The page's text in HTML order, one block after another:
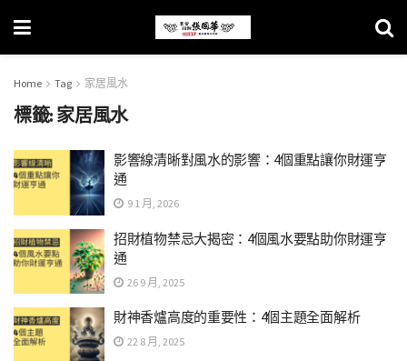
Home Tag 家居風水
標籤: 家居風水
影響線清晰對風水的影響：4個重點讓你財運亨
通
9 1 月, 2026
招財植物禁忌大揭密：4個風水要點助你財運亨
通
26 9 月, 2025
財神香爐高度的重要性：4個主題全面解析
22 8 月, 2025